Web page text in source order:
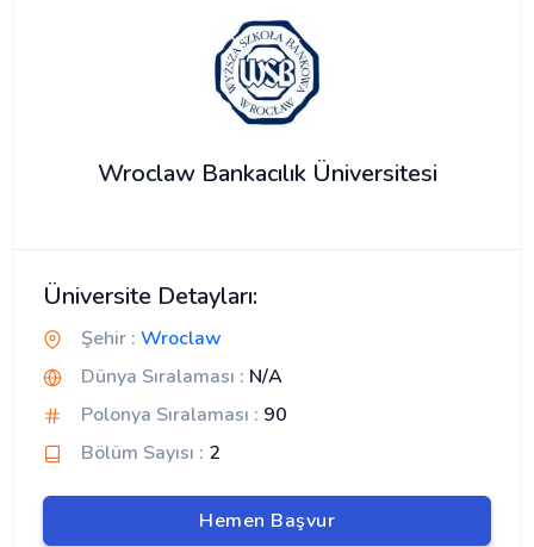
Wroclaw Bankacılık Üniversitesi
Üniversite Detayları:
Şehir : Wroclaw
Dünya Sıralaması : N/A
Polonya Sıralaması : 90
Bölüm Sayısı : 2
Hemen Başvur